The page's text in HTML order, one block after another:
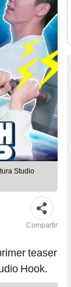
Studio
Compartir
teaser
Hook.